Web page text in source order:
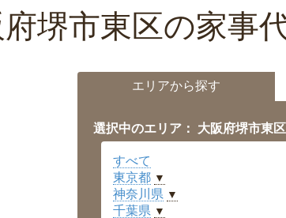
堺市東区の家事
エリアから探す
選択中のエリア： 大阪府堺市東区
すべて
東京都 ▼
神奈川県 ▼
千葉県 ▼